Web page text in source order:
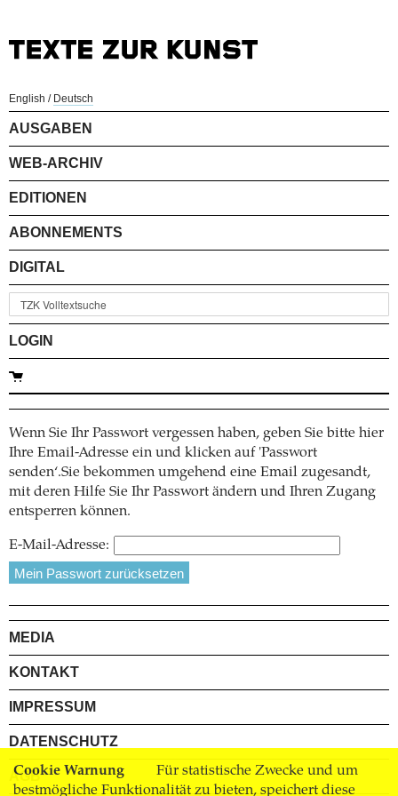
Cookie Warnung
Für statistische Zwecke und um
bestmögliche Funktionalität zu bieten, speichert diese
English / Deutsch
AUSGABEN
WEB-ARCHIV
EDITIONEN
ABONNEMENTS
DIGITAL
LOGIN
Wenn Sie Ihr Passwort vergessen haben, geben Sie bitte hier
Ihre Email-Adresse ein und klicken auf 'Passwort
senden‘.Sie bekommen umgehend eine Email zugesandt,
mit deren Hilfe Sie Ihr Passwort ändern und Ihren Zugang
entsperren können.
E-Mail-Adresse:
MEDIA
KONTAKT
IMPRESSUM
DATENSCHUTZ
AGB